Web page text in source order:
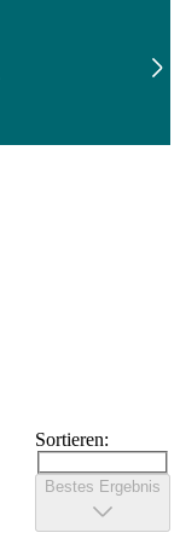
Sortieren:
Bestes Ergebnis